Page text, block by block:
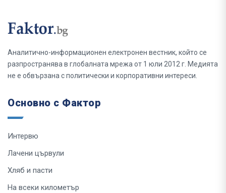
Аналитично-информационен електронен вестник, който се
разпространява в глобалната мрежа от 1 юли 2012 г. Медията
не е обвързана с политически и корпоративни интереси.
Основно с Фактор
Интервю
Лачени цървули
Хляб и пасти
На всеки километър